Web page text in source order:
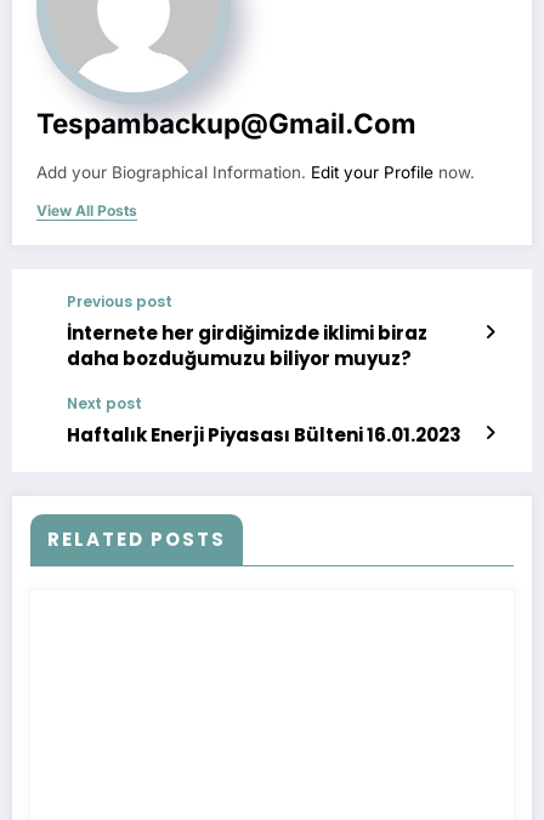
Tespambackup@gmail.com
Add your Biographical Information. Edit your Profile now.
View All Posts
Previous post
İnternete her girdiğimizde iklimi biraz
daha bozduğumuzu biliyor muyuz?
Next post
Haftalık Enerji Piyasası Bülteni 16.01.2023
RELATED POSTS